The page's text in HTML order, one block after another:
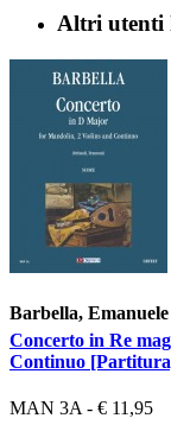
Altri utenti
Barbella, Emanuele
Concerto in Re
Continuo
MAN 3A - € 11,95